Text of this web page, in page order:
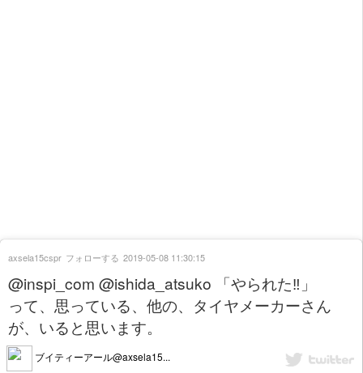
@inspi_com @ishida_atsuko 「やられた‼」
って、思っている、他の、タイヤメーカーさん
が、いると思います。
ブイティーアール@axsela15...
axsela15cspr フォローする 2019-05-08 11:30:15